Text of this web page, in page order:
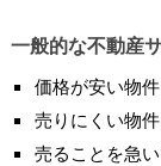
一般的な不動産
価格が安い物件
売りにくい物件
売ることを急